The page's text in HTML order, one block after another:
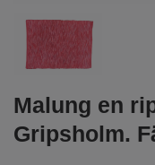
Malung en
Gripsholm.